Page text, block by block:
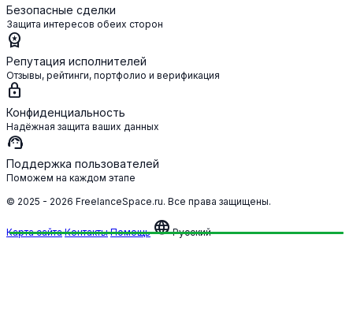
Безопасные сделки
Защита интересов обеих сторон
workspace_premium
Репутация исполнителей
Отзывы, рейтинги, портфолио и верификация
lock
Конфиденциальность
Надёжная защита ваших данных
support_agent
Поддержка пользователей
Поможем на каждом этапе
© 2025 - 2026 FreelanceSpace.ru. Все права защищены.
Карта сайта Контакты Помощь languageРусский